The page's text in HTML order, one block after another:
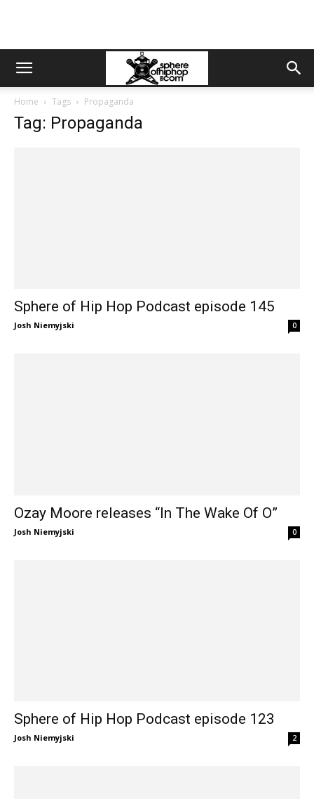
Home Tags Propaganda
Tag: Propaganda
Sphere of Hip Hop Podcast episode 145
Josh Niemyjski 0
Ozay Moore releases “In The Wake Of O”
Josh Niemyjski 0
Sphere of Hip Hop Podcast episode 123
Josh Niemyjski 2